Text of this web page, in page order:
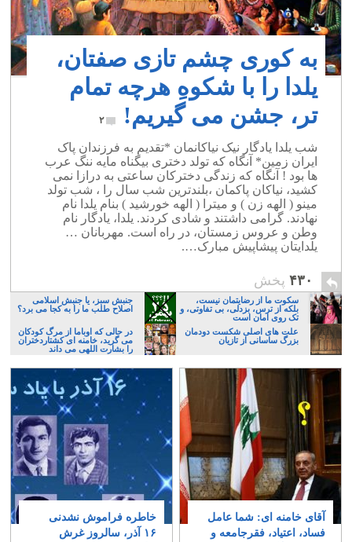
به کوری چشم تازی صفتان،
یلدا را با شکوهِ هرچه تمام
تر، جشن می گیریم!
۲
شب یلدا یادگار نیک نیاکانمان *تقدیم به فرزندان پاک
ایران زمین* ﺁﻧﮕﺎﻩ ﮐﻪ ﺗﻮﻟﺪ ﺩﺧﺘﺮﯼ ﺑﯿﮕﻨﺎﻩ ﻣﺎﯾﻪ ﻧﻨﮓ ﻋﺮﺏ
ﻫﺎ ﺑﻮﺩ ! ﺁﻧﮕﺎﻩ ﮐﻪ ﺯﻧﺪﮔﯽ ﺩﺧﺘﺮﮐﺎﻥ ﺳﺎﻋﺘﯽ ﺑﻪ درازا ﻧﻤﯽ
کشید، ﻧﯿﺎﮐﺎﻥ ﭘﺎﮐﻤﺎﻥ ،ﺑﻠﻨﺪﺗﺮﯾﻦ ﺷﺐ ﺳﺎﻝ ﺭﺍ ، ﺷﺐ ﺗﻮﻟﺪ
ﻣﯿﻨﻮ ( ﺍﻟﻬﻪ ﺯﻥ ) ﻭ ﻣﯿﺘﺮﺍ ( ﺍﻟﻬﻪ ﺧﻮﺭﺷﯿﺪ ) ﺑﻨﺎﻡ ﯾﻠﺪﺍ ﻧﺎﻡ
ﻧﻬﺎﺩﻧﺪ. ﮔﺮﺍﻣﯽ ﺩﺍﺷﺘﻨﺪ ﻭ ﺷﺎﺩﯼ ﮐﺮﺩﻧﺪ. ﯾﻠﺪﺍ، ﯾﺎﺩﮔﺎﺭ ﻧﺎﻡ
ﻭﻃﻦ ﻭ ﻋﺮﻭﺱ ﺯﻣﺴﺘﺎﻥ، ﺩﺭ ﺭﺍﻩ ﺍﺳﺖ. ﻣﻬﺮبانان …
ﯾﻠﺪﺍیتان پیشاپیش ﻣﺒﺎﺭﮎ….
۴۳۰ پخش
سکوت ما از رضایتمان نیست،
بلکه از ترس، بزدلی، بی تفاوتی، و
تک روی امان است
جنبش سبز، یا جنبش اسلامی
اصلاح طلب ما را به کجا می برد؟
علت های اصلی شکست دودمان
بزرگ ساسانی از تازیان
در حالی که اوباما از مرگ کودکان
می گرید، خامنه ای کشتاردختران
را بشارت اللهی می داند
آقای خامنه ای: شما عامل
فساد، اعتیاد، فقرجامعه و
خاطره فراموش نشدنی
۱۶ آذر، سالروز غرش